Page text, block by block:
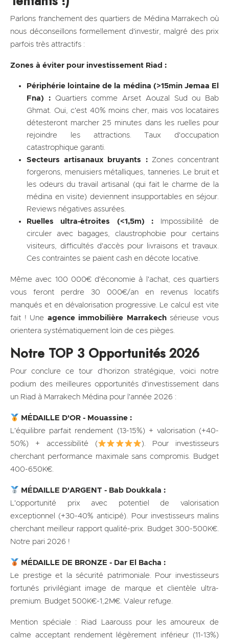
Parlons franchement des quartiers de Médina Marrakech où
nous déconseillons formellement d'investir, malgré des prix
parfois très attractifs :
Zones à éviter pour investissement Riad :
Périphérie lointaine de la médina (>15min Jemaa El
Fna) :Quartiers comme Arset Aouzal Sud ou Bab
Ghmat. Oui, c'est 40% moins cher, mais vos locataires
détesteront marcher 25 minutes dans les ruelles pour
rejoindre les attractions. Taux d'occupation
catastrophique garanti.
Secteurs artisanaux bruyants :Zones concentrant
forgerons, menuisiers métalliques, tanneries. Le bruit et
les odeurs du travail artisanal (qui fait le charme de la
médina en visite) deviennent insupportables en séjour.
Reviews négatives assurées.
Ruelles ultra-étroites (<1,5m) : Impossibilité de
circuler avec bagages, claustrophobie pour certains
visiteurs, difficultés d'accès pour livraisons et travaux.
Ces contraintes se paient cash en décote locative.
Même avec 100 000€ d'économie à l'achat, ces quartiers
vous feront perdre 30 000€/an en revenus locatifs
manqués et en dévalorisation progressive. Le calcul est vite
fait ! Une agence immobilière Marrakechsérieuse vous
orientera systématiquement loin de ces pièges.
Notre TOP 3 Opportunités 2026
Pour conclure ce tour d'horizon stratégique, voici notre
podium des meilleures opportunités d'investissement dans
un Riad à Marrakech Médina pour l'année 2026 :
MÉDAILLE D'OR - Mouassine :
L'équilibre parfait rendement (13-15%) + valorisation (+40-
50%) + accessibilité (
). Pour investisseurs
cherchant performance maximale sans compromis. Budget
400-650K€.
MÉDAILLE D'ARGENT - Bab Doukkala :
L'opportunité prix avec potentiel de valorisation
exceptionnel (+30-40% anticipé). Pour investisseurs malins
cherchant meilleur rapport qualité-prix. Budget 300-500K€.
Notre pari 2026 !
MÉDAILLE DE BRONZE - Dar El Bacha :
Le prestige et la sécurité patrimoniale. Pour investisseurs
fortunés privilégiant image de marque et clientèle ultra-
premium. Budget 500K€-1,2M€. Valeur refuge.
Mention spéciale : Riad Laarouss pour les amoureux de
calme acceptant rendement légèrement inférieur (11-13%)